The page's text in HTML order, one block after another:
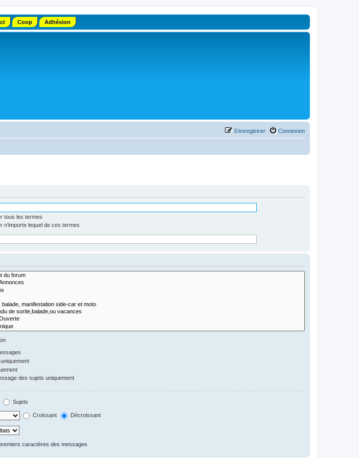
Coop Adhésion
Connexion
S’enregistrer
tous les termes
n’importe lequel de ces termes
des sujets uniquement
Sujets
Croissant Décroissant
caractères des messages